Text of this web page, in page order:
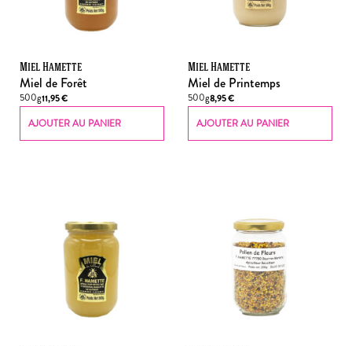
Miel Hamette
Miel de Forêt
500g11,95€
AJOUTER AU PANIER
Miel Hamette
Miel de Printemps
500g8,95€
AJOUTER AU PANIER